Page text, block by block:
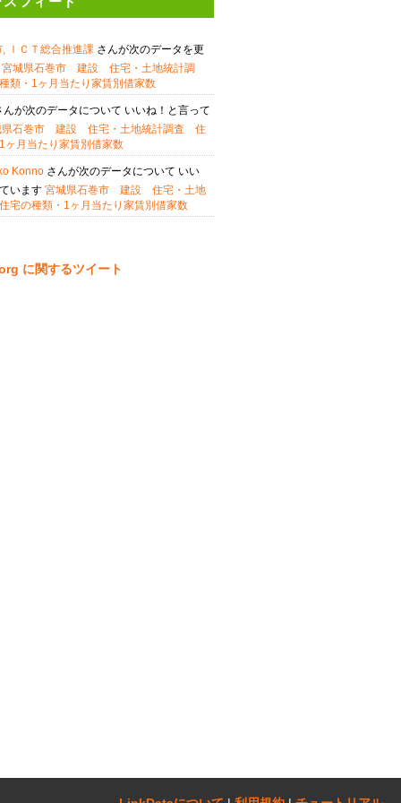
ＩＣＴ総合推進課 さんが次のデータを更
宮城県石巻市 建設 住宅・土地統計調
類・1ヶ月当たり家賃別借家数
んが次のデータについて いいね！と言って
県石巻市 建設 住宅・土地統計調査 住
ヶ月当たり家賃別借家数
Konno さんが次のデータについて いい
います 宮城県石巻市 建設 住宅・土地
宅の種類・1ヶ月当たり家賃別借家数
に関するツイート